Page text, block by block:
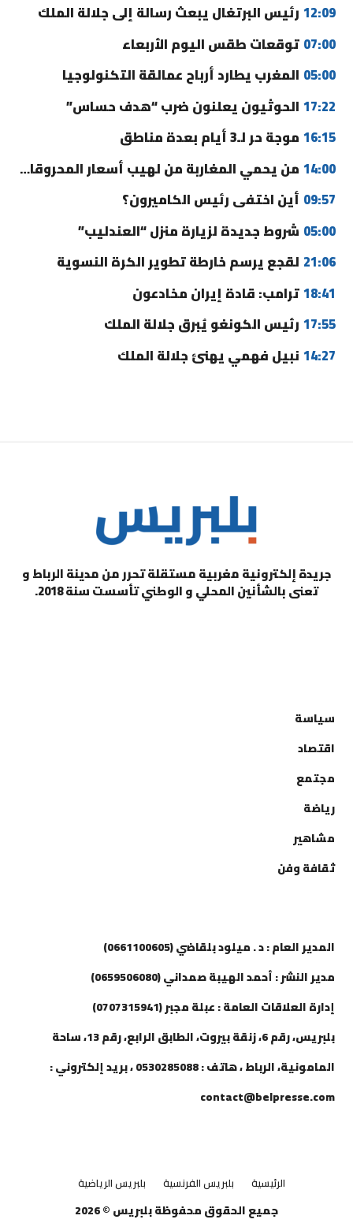
12:09 رئيس البرتغال يبعث رسالة إلى جلالة الملك
07:00 توقعات طقس اليوم الأربعاء
05:00 المغرب يطارد أرباح عمالقة التكنولوجيا
17:22 الحوثيون يعلنون ضرب “هدف حساس”
16:15 موجة حر لـ3 أيام بعدة مناطق
14:00 من يحمي المغاربة من لهيب أسعار المحروقات؟
09:57 أين اختفى رئيس الكاميرون؟
05:00 شروط جديدة لزيارة منزل “العندليب”
21:06 لقجع يرسم خارطة تطوير الكرة النسوية
18:41ترامب: قادة إيران مخادعون
17:55 رئيس الكونغو يُبرق جلالة الملك
14:27 نبيل فهمي يهنئ جلالة الملك
جريدة إلكترونية مغربية مستقلة تحرر من مدينة الرباط و
تعنى بالشأنين المحلي و الوطني تأسست سنة 2018.
سياسة
اقتصاد
مجتمع
رياضة
مشاهير
ثقافة وفن
المدير العام : د . ميلود بلقاضي (0661100605)
مدير النشر : أحمد الهيبة صمداني (0659506080)
إدارة العلاقات العامة : عبلة مجبر (0707315941)
بلبريس، رقم 6، زنقة بيروت، الطابق الرابع، رقم 13، ساحة
المامونية، الرباط ، هاتف : 0530285088 ، بريد إلكتروني :
contact@belpresse.com
الرئيسية بلبريس الفرنسية بلبريس الرياضية
جميع الحقوق محفوظة بلبريس © 2026